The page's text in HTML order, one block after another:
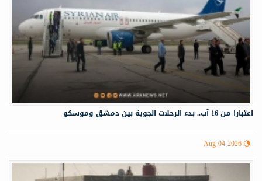
اعتبارا من 16 آب.. بدء الرحلات الجوية بين دمشق وموسكو
Aug 04 2026